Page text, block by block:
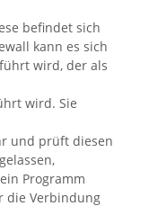
befindet sich
kann es sich
wird, der als
wird. Sie
und prüft diesen
Programm
die Verbindung